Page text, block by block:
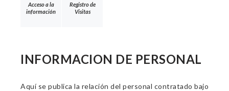
Acceso a la
información
Registro de
Visitas
INFORMACION DE PERSONAL
Aquí se publica la relación del personal contratado bajo